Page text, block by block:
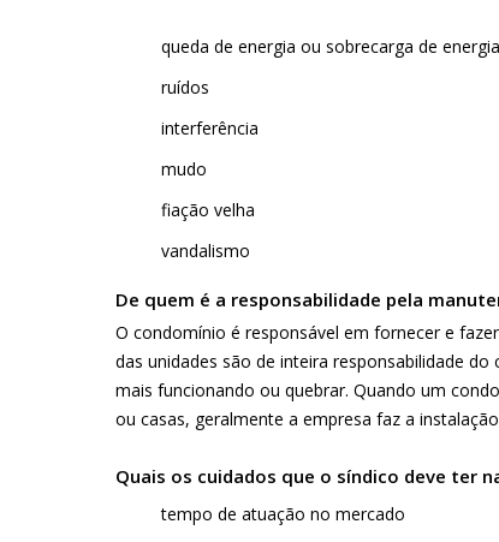
queda de energia ou sobrecarga de
ruídos
interferência
mudo
fiação velha
vandalismo
De quem é a responsabilidade pela
O condomínio é responsável em fornecer e
das unidades são de inteira responsabilidade
mais funcionando ou quebrar. Quando um
ou casas, geralmente a empresa faz a
Quais os cuidados que o síndico deve ter
tempo de atuação no mercado